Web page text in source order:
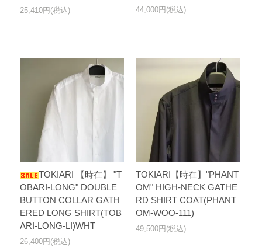
25,410円(税込) 44,000円(税込)
TOKIARI 【時在】 "T
OBARI-LONG" DOUBLE
BUTTON COLLAR GATH
ERED LONG SHIRT(TOB
ARI-LONG-LI)WHT
26,400円(税込)
TOKIARI【時在】"PHANT
OM" HIGH-NECK GATHE
RD SHIRT COAT(PHANT
OM-WOO-111)
49,500円(税込)